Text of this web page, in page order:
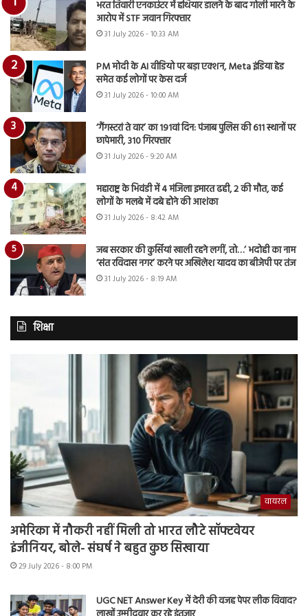
भरत तिवारी एनकाउंटर में हथियार डालने के बाद गोली मारने के
आरोप में STF जवान गिरफ्तार
31 July 2026 - 10:33 AM
PM मोदी के AI वीडियो पर बड़ा एक्शन, Meta इंडिया हेड
समेत कई लोगों पर केस दर्ज
31 July 2026 - 10:00 AM
‘गैंगस्टरां ते वार’ का 191वां दिन: पंजाब पुलिस की 611 स्थानों पर
छापेमारी, 310 गिरफ्तार
31 July 2026 - 9:20 AM
महाराष्ट्र के भिवंडी में 4 मंजिला इमारत ढही, 2 की मौत, कई
लोगों के मलबे में दबे होने की आशंका
31 July 2026 - 8:42 AM
जब सरकार की कुर्सियां खाली रहने लगीं, तो…’ भदोही का नाम
‘संत रविदास नगर’ करने पर अखिलेश यादव का बीजेपी पर तंज
31 July 2026 - 8:19 AM
शिक्षा
वायरल
अमेरिका में नौकरी नहीं मिली तो भारत लौटे सॉफ्टवेयर
इंजीनियर, बोले- संघर्ष ने बहुत कुछ सिखाया
29 July 2026 - 8:00 PM
UGC NET Answer Key में देरी की वजह पेपर लीक विवाद?